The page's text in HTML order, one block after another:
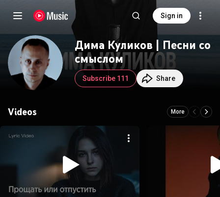
Sign in
Дима Куликов | Песни со
смыслом
Subscribe 111 Share
Videos More